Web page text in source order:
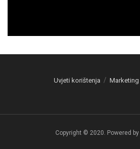
Uvjeti korištenja Marketing
Copyright © 2020. Powered by